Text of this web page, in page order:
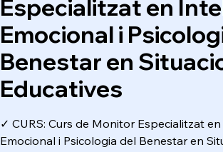
Especialitzat en
Emocional i
Benestar en
Educatives
✓ CURS: Curs de Monitor Especialitzat en
Emocional i Psicologia del Benestar en